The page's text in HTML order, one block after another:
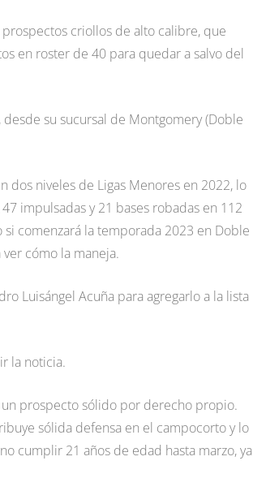
prospectos criollos de alto calibre, que
en roster de 40 para quedar a salvo del
su sucursal de Montgomery (Doble
dos niveles de Ligas Menores en 2022, lo
impulsadas y 21 bases robadas en 112
si comenzará la temporada 2023 en Doble
cómo la maneja.
Luisángel Acuña para agregarlo a la lista
la noticia.
un prospecto sólido por derecho propio.
sólida defensa en el campocorto y lo
cumplir 21 años de edad hasta marzo, ya